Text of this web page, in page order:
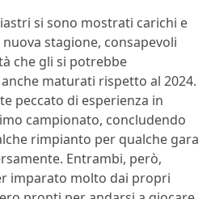
si sono mostrati carichi e
stagione, consapevoli
che gli si potrebbe
maturati rispetto al 2024.
peccato di esperienza in
campionato, concludendo
rimpianto per qualche gara
Entrambi, però,
imparato molto dai propri